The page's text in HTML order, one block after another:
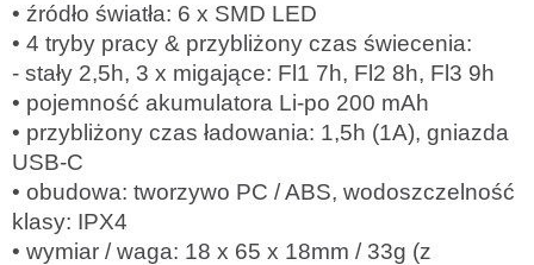
• źródło światła: 6 x SMD LED
• 4 tryby pracy & przybliżony czas świecenia:
- stały 2,5h, 3 x migające: Fl1 7h, Fl2 8h, Fl3 9h
• pojemność akumulatora Li-po 200 mAh
• przybliżony czas ładowania: 1,5h (1A), gniazda
USB-C
• obudowa: tworzywo PC / ABS, wodoszczelność
klasy: IPX4
• wymiar / waga: 18 x 65 x 18mm / 33g (z